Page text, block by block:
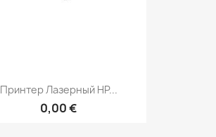
Принтер Лазерный HP...
0,00 €